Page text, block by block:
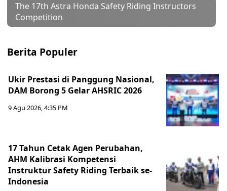
The 17th Astra Honda Safety Riding Instructors
Competition
Berita Populer
Ukir Prestasi di Panggung Nasional,
DAM Borong 5 Gelar AHSRIC 2026
9 Agu 2026, 4:35 PM
17 Tahun Cetak Agen Perubahan,
AHM Kalibrasi Kompetensi
Instruktur Safety Riding Terbaik se-
Indonesia